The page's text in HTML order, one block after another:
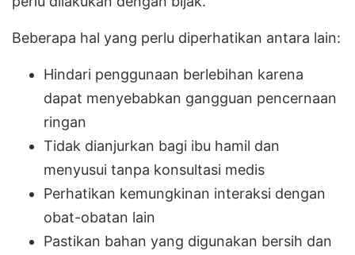
Beberapa hal yang perlu diperhatikan antara lain:
Hindari penggunaan berlebihan karena
dapat menyebabkan gangguan pencernaan
ringan
Tidak dianjurkan bagi ibu hamil dan
menyusui tanpa konsultasi medis
Perhatikan kemungkinan interaksi dengan
obat-obatan lain
Pastikan bahan yang digunakan bersih dan